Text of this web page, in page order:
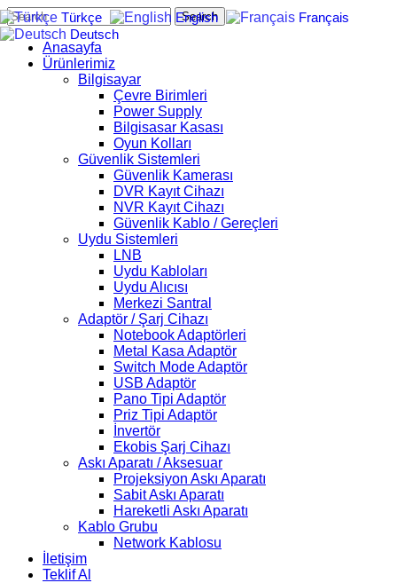
Search
Anasayfa
Ürünlerimiz
Bilgisayar
Çevre Birimleri
Power Supply
Bilgisasar Kasası
Oyun Kolları
Güvenlik Sistemleri
Güvenlik Kamerası
DVR Kayıt Cihazı
NVR Kayıt Cihazı
Güvenlik Kablo / Gereçleri
Uydu Sistemleri
LNB
Uydu Kabloları
Uydu Alıcısı
Merkezi Santral
Adaptör / Şarj Cihazı
Notebook Adaptörleri
Metal Kasa Adaptör
Switch Mode Adaptör
USB Adaptör
Pano Tipi Adaptör
Priz Tipi Adaptör
İnvertör
Ekobis Şarj Cihazı
Askı Aparatı / Aksesuar
Projeksiyon Askı Aparatı
Sabit Askı Aparatı
Hareketli Askı Aparatı
Kablo Grubu
Network Kablosu
İletişim
Teklif Al
Türkçe English
Français
Deutsch